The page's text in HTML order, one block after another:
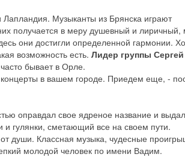
Музыканты из Брянска играют
получается в меру душевный и лиричный,
они достигли определенной гармонии.
возможность есть. Лидер группы Сергей
бывает в Орле.
в вашем городе. Приедем еще, -
оправдал свое ядреное название и выдал
гулянки, сметающий все на своем пути.
души. Классная музыка, чудесные
молодой человек по имени Вадим.